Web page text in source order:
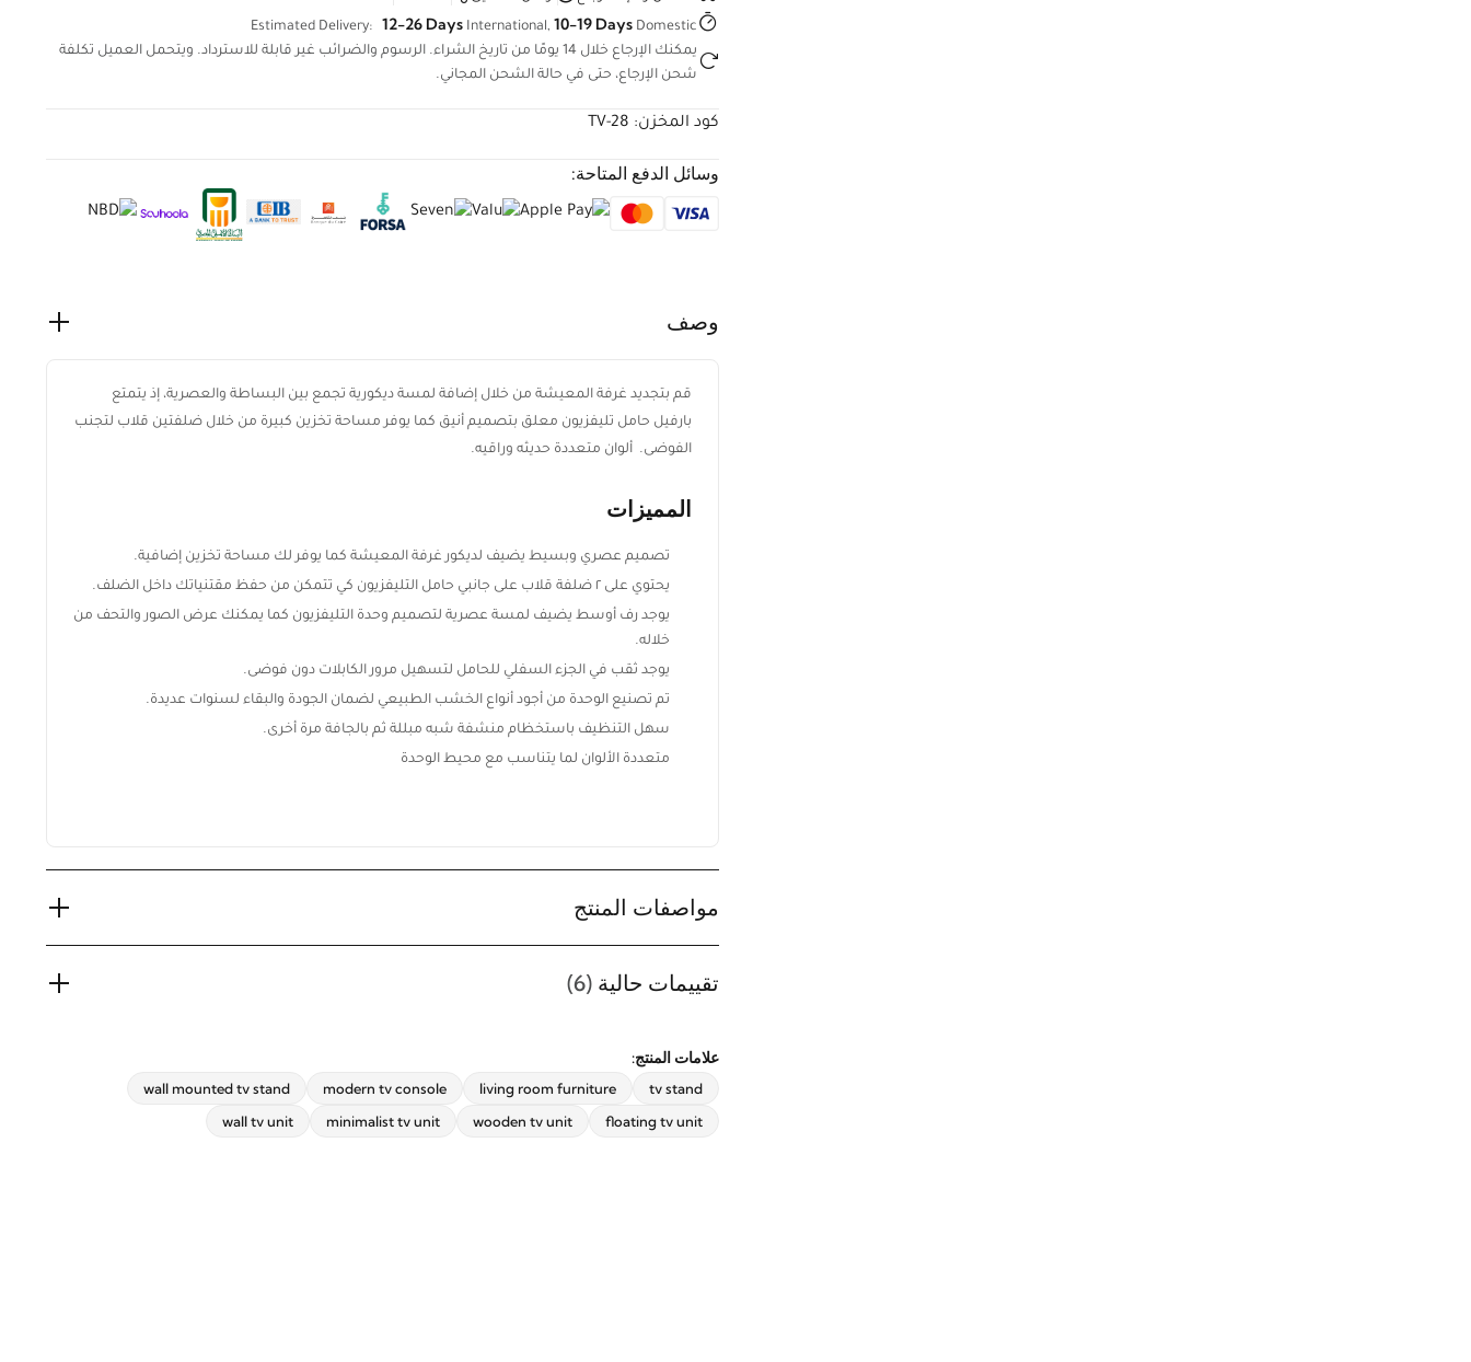
اشترك ليصلك أحدث تصميمات
الأثاث، أفكار الديكور المنزلي،
العروض الحصرية، وآخر أخبار ريڤيد.
اشترك الآن
Estimated Delivery: 12-26 Days International, 10-19 Days Domestic
يمكنك الإرجاع خلال 14 يومًا من تاريخ الشراء. الرسوم والضرائب غير قابلة للاسترداد. ويتحمل العميل تكلفة
شحن الإرجاع، حتى في حالة الشحن المجاني.
كود المخزن: TV-28
وسائل الدفع المتاحة:
وصف
قم بتجديد غرفة المعيشة من خلال إضافة لمسة ديكورية تجمع بين البساطة والعصرية، إذ يتمتع
بارفيل حامل تليفزيون معلق بتصميم أنيق كما يوفر مساحة تخزين كبيرة من خلال ضلفتين قلاب لتجنب
الفوضى. ألوان متعددة حديثه وراقيه.
المميزات
تصميم عصري وبسيط يضيف لديكور غرفة المعيشة كما يوفر لك مساحة تخزين إضافية.
يحتوي على ٢ ضلفة قلاب على جانبي حامل التليفزيون كي تتمكن من حفظ مقتنياتك داخل الضلف.
يوجد رف أوسط يضيف لمسة عصرية لتصميم وحدة التليفزيون كما يمكنك عرض الصور والتحف من
خلاله.
يوجد ثقب في الجزء السفلي للحامل لتسهيل مرور الكابلات دون فوضى.
تم تصنيع الوحدة من أجود أنواع الخشب الطبيعي لضمان الجودة والبقاء لسنوات عديدة.
سهل التنظيف باستخظام منشفة شبه مبللة ثم بالجافة مرة أخرى.
متعددة الألوان لما يتناسب مع محيط الوحدة
مواصفات المنتج
تقييمات حالية (6)
علامات المنتج:
tv stand
living room furniture
modern tv console
wall mounted tv stand
floating tv unit
wooden tv unit
minimalist tv unit
wall tv unit